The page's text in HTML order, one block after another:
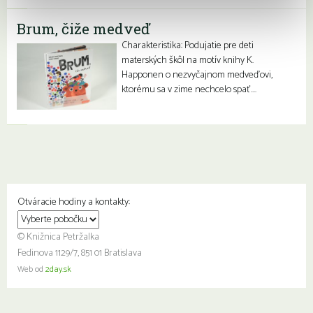
Brum, čiže medveď
Charakteristika: Podujatie pre deti
materských škôl na motív knihy K.
Happonen o nezvyčajnom medveďovi,
ktorému sa v zime nechcelo spať….
Otváracie hodiny a kontakty:
© Knižnica Petržalka
Fedinova 1129/7, 851 01 Bratislava
Web od 2day.sk